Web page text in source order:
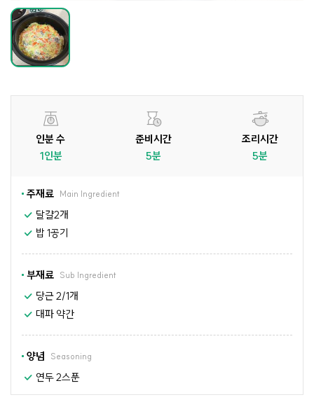
인분 수
1인분
준비시간
5분
조리시간
5분
주재료 Main Ingredient
달걀2개
밥 1공기
부재료 Sub Ingredient
당근 2/1개
대파 약간
양념 Seasoning
연두 2스푼